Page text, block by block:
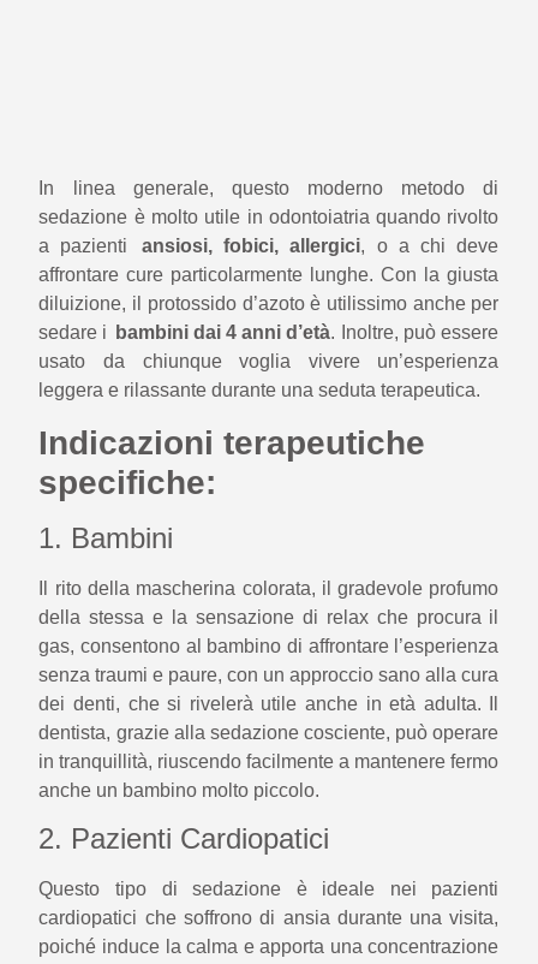
In linea generale, questo moderno metodo di
sedazione è molto utile in odontoiatria quando rivolto
a pazientiansiosi, fobici, allergici, o a chi deve
affrontare cure particolarmente lunghe. Con la giusta
diluizione, il protossido d’azoto è utilissimo anche per
sedare i
bambini dai 4 anni d’età. Inoltre, può essere
usato da chiunque voglia vivere un’esperienza
leggera e rilassante durante una seduta terapeutica.
Indicazioni terapeutiche
specifiche:
1. Bambini
Il rito della mascherina colorata, il gradevole profumo
della stessa e la sensazione di relax che procura il
gas, consentono al bambino di affrontare l’esperienza
senza traumi e paure, con un approccio sano alla cura
dei denti, che si rivelerà utile anche in età adulta. Il
dentista, grazie alla sedazione cosciente, può operare
in tranquillità, riuscendo facilmente a mantenere fermo
anche un bambino molto piccolo.
2. Pazienti Cardiopatici
Questo tipo di sedazione è ideale nei pazienti
cardiopatici che soffrono di ansia durante una visita,
poiché induce la calma e apporta una concentrazione